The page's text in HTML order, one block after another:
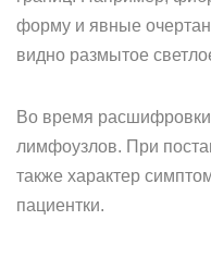
форму и явные
видно размытое
Во время расшифровки
лимфоузлов. При
также характер
пациентки.